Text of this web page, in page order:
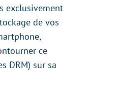
exclusivement
de vos
ce
DRM) sur sa